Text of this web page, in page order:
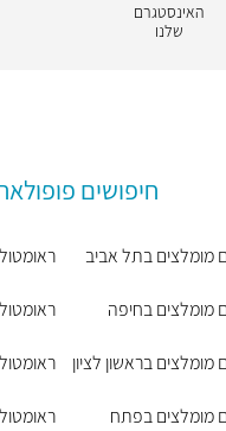
האינסטגרם
שלנו
חיפושים
מומלצים בתל אביב
מומלצים בחיפה
מומלצים בראשון לציון
מומלצים בפתח